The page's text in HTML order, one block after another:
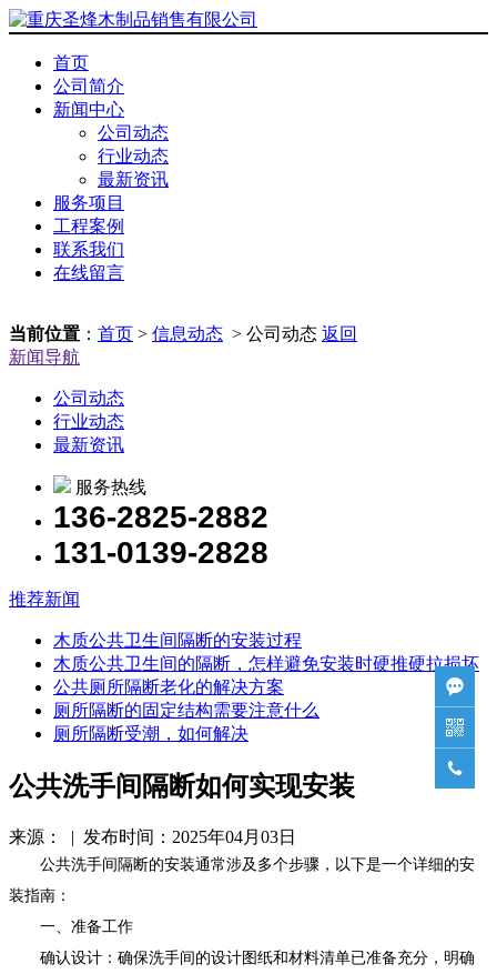
首页
公司简介
新闻中心
公司动态
行业动态
最新资讯
服务项目
工程案例
联系我们
在线留言
当前位置 ： 首页 > 信息动态 > 公司动态 返回
新闻导航
公司动态
行业动态
最新资讯
服务热线
136-2825-2882
131-0139-2828
推荐新闻
木质公共卫生间隔断的安装过程
木质公共卫生间的隔断，怎样避免安装时硬推硬拉损坏
公共厕所隔断老化的解决方案
厕所隔断的固定结构需要注意什么
厕所隔断受潮，如何解决
公共洗手间隔断如何实现安装
来源： | 发布时间：2025年04月03日
公共洗手间隔断的安装通常涉及多个步骤，以下是一个详细的安
装指南：
一、准备工作
确认设计：确保洗手间的设计图纸和材料清单已准备充分，明确


